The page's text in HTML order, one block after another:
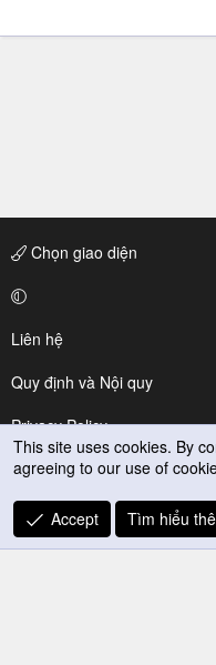
Chọn giao diện
Liên hệ
Quy định và Nội quy
Privacy Policy
Trợ giúp
R
S
This site uses cookies. By
agreeing to our use of
Accept Tìm hiểu